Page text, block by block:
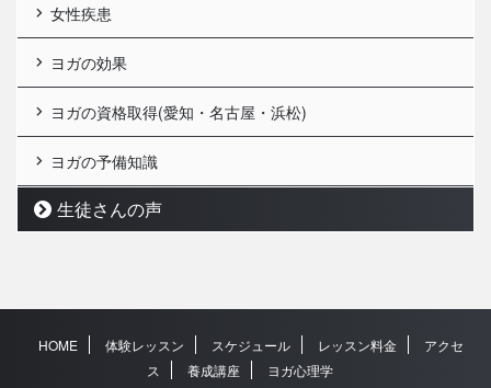
女性疾患
ヨガの効果
ヨガの資格取得(愛知・名古屋・浜松)
ヨガの予備知識
生徒さんの声
HOME 体験レッスン スケジュール レッスン料金
アクセ
ス
養成講座 ヨガ心理学